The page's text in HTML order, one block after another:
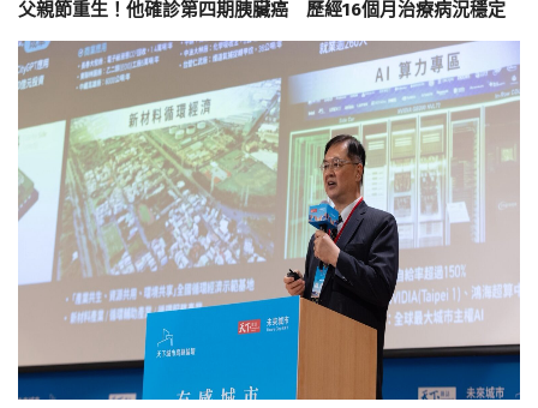
父親節重生！他確診第四期胰臟癌 歷經16個月治療病況穩定